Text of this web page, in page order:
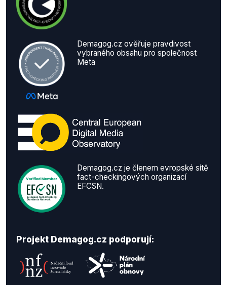
Demagog.cz ověřuje pravdivost
vybraného obsahu pro společnost
Meta
Demagog.cz je členem evropské sítě
fact-checkingových organizací
EFCSN.
Projekt Demagog.cz podporují: